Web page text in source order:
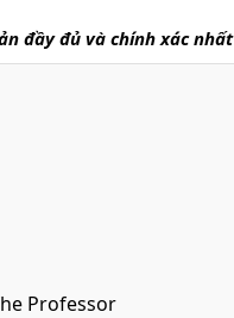
đầy đủ và chính xác nhất
Professor